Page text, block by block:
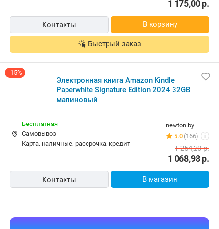
1 175,00р.
Контакты В корзину
Быстрый заказ
-15%
Электронная книга Amazon Kindle
Paperwhite Signature Edition 2024 32GB
малиновый
newton.by
5.0 (166) i
Бесплатная
Самовывоз
карта, наличные, рассрочка, кредит
1 068,98р.
1 254,20р.
Контакты В магазин